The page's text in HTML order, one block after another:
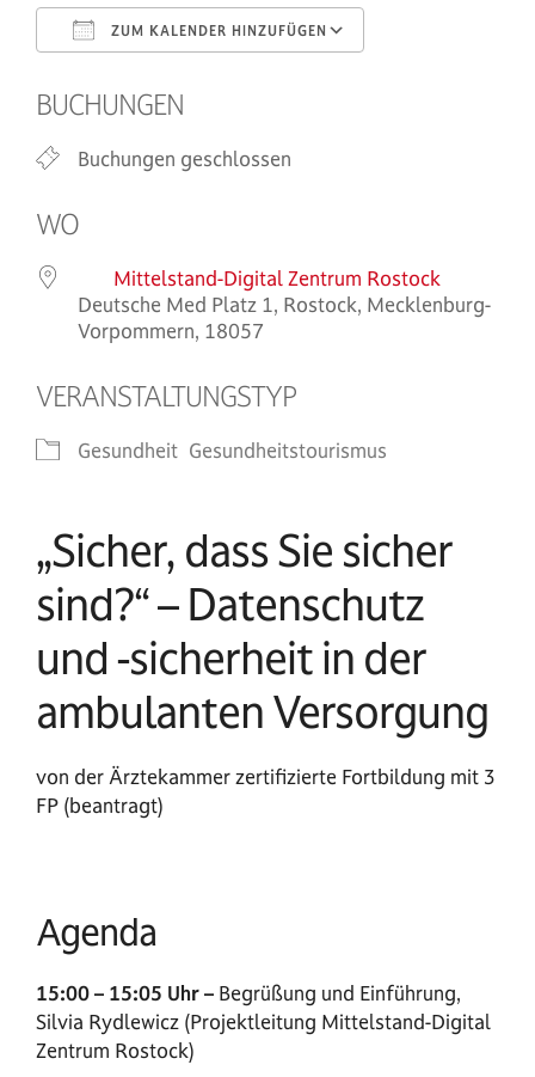
ZUM KALENDER HINZUFÜGEN
BUCHUNGEN
Buchungen geschlossen
WO
Mittelstand-Digital Zentrum Rostock
Deutsche Med Platz 1, Rostock, Mecklenburg-
Vorpommern, 18057
VERANSTALTUNGSTYP
Gesundheit Gesundheitstourismus
„Sicher, dass Sie sicher
sind?“ – Datenschutz
und -sicherheit in der
ambulanten Versorgung
von der Ärztekammer zertifizierte Fortbildung mit 3
FP (beantragt)
Agenda
15:00 – 15:05 Uhr – Begrüßung und Einführung,
Silvia Rydlewicz (Projektleitung Mittelstand-Digital
Zentrum Rostock)